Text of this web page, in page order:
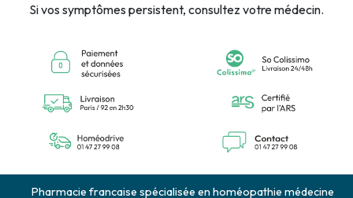
Si vos symptômes persistent, consultez votre médecin.
Pharmacie francaise spécialisée en homéopathie médecine